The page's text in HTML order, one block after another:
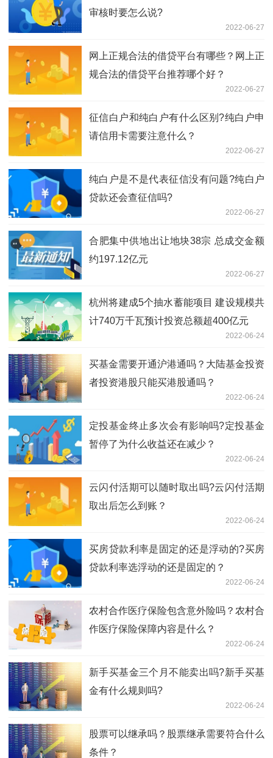
审核时要怎么说?
2022-06-27
网上正规合法的借贷平台有哪些？网上正
规合法的借贷平台推荐哪个好？
2022-06-27
征信白户和纯白户有什么区别?纯白户申
请信用卡需要注意什么？
2022-06-27
纯白户是不是代表征信没有问题?纯白户
贷款还会查征信吗?
2022-06-27
合肥集中供地出让地块38宗 总成交金额
约197.12亿元
2022-06-27
杭州将建成5个抽水蓄能项目 建设规模共
计740万千瓦预计投资总额超400亿元
2022-06-24
买基金需要开通沪港通吗？大陆基金投资
者投资港股只能买港股通吗？
2022-06-24
定投基金终止多次会有影响吗?定投基金
暂停了为什么收益还在减少？
2022-06-24
云闪付活期可以随时取出吗?云闪付活期
取出后怎么到账？
2022-06-24
买房贷款利率是固定的还是浮动的?买房
贷款利率选浮动的还是固定的？
2022-06-24
农村合作医疗保险包含意外险吗？农村合
作医疗保险保障内容是什么？
2022-06-24
新手买基金三个月不能卖出吗?新手买基
金有什么规则吗?
2022-06-24
股票可以继承吗？股票继承需要符合什么
条件？